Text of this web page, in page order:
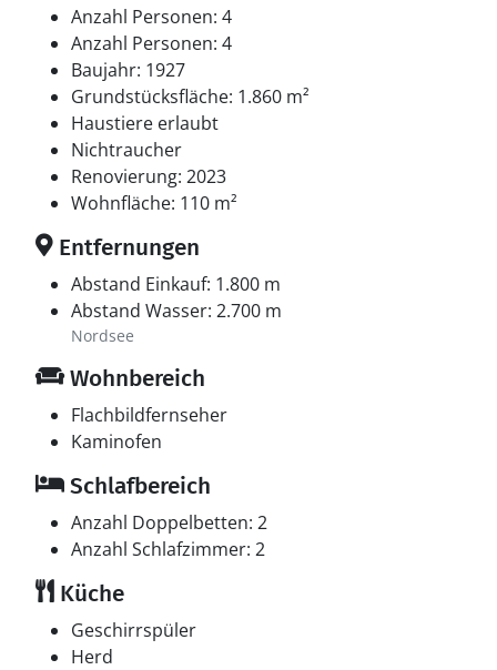
Anzahl Personen: 4
Anzahl Personen: 4
Baujahr: 1927
Grundstücksfläche: 1.860 m²
Haustiere erlaubt
Nichtraucher
Renovierung: 2023
Wohnfläche: 110 m²
Entfernungen
Abstand Einkauf: 1.800 m
Abstand Wasser: 2.700 m
Nordsee
Wohnbereich
Flachbildfernseher
Kaminofen
Schlafbereich
Anzahl Doppelbetten: 2
Anzahl Schlafzimmer: 2
Küche
Geschirrspüler
Herd